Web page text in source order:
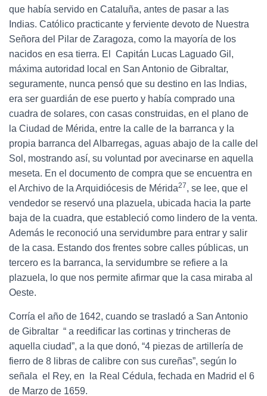
que había servido en Cataluña, antes de pasar a las
Indias. Católico practicante y ferviente devoto de Nuestra
Señora del Pilar de Zaragoza, como la mayoría de los
nacidos en esa tierra. El Capitán Lucas Laguado Gil,
máxima autoridad local en San Antonio de Gibraltar,
seguramente, nunca pensó que su destino en las Indias,
era ser guardián de ese puerto y había comprado una
cuadra de solares, con casas construidas, en el plano de
la Ciudad de Mérida, entre la calle de la barranca y la
propia barranca del Albarregas, aguas abajo de la calle del
Sol, mostrando así, su voluntad por avecinarse en aquella
meseta. En el documento de compra que se encuentra en
el Archivo de la Arquidiócesis de Mérida27, se lee, que el
vendedor se reservó una plazuela, ubicada hacia la parte
baja de la cuadra, que estableció como lindero de la venta.
Además le reconoció una servidumbre para entrar y salir
de la casa. Estando dos frentes sobre calles públicas, un
tercero es la barranca, la servidumbre se refiere a la
plazuela, lo que nos permite afirmar que la casa miraba al
Oeste.
Corría el año de 1642, cuando se trasladó a San Antonio
de Gibraltar “ a reedificar las cortinas y trincheras de
aquella ciudad”, a la que donó, “4 piezas de artillería de
fierro de 8 libras de calibre con sus cureñas”, según lo
señala el Rey, en la Real Cédula, fechada en Madrid el 6
de Marzo de 1659.